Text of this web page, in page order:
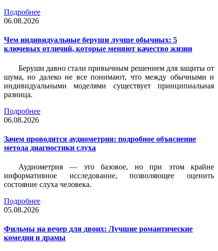
Подробнее
06.08.2026
Чем индивидуальные беруши лучше обычных: 5
ключевых отличий, которые меняют качество жизни
Беруши давно стали привычным решением для защиты от
шума, но далеко не все понимают, что между обычными и
индивидуальными моделями существует принципиальная
разница.
Подробнее
06.08.2026
Зачем проводится аудиометрия: подробное объяснение
метода диагностики слуха
Аудиометрия — это базовое, но при этом крайне
информативное исследование, позволяющее оценить
состояние слуха человека.
Подробнее
05.08.2026
Фильмы на вечер для двоих: Лучшие романтические
комедии и драмы